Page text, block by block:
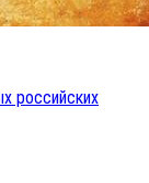
российских